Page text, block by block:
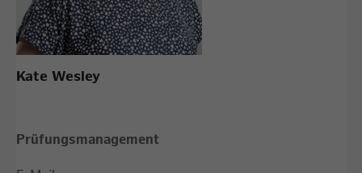
Kate Wesley
Prüfungsmanagement